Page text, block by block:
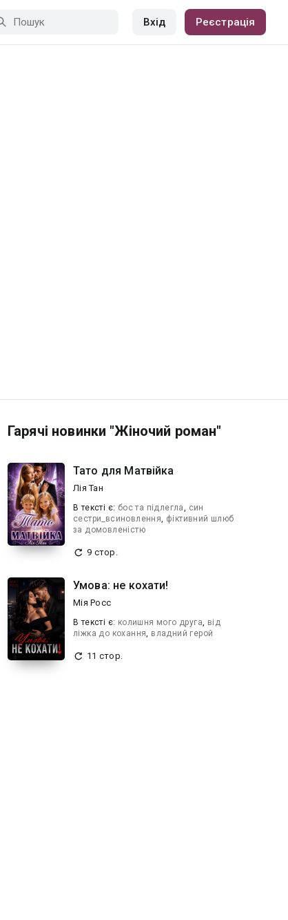
Вхід Реєстрація
Гарячі новинки "Жіночий роман"
Тато для Матвійка
Лія Тан
В текcті є: бос та підлегла, син
сестри_всиновлення, фіктивний шлюб
за домовленістю
9 стор.
Умова: не кохати!
Мія Росс
В текcті є: колишня мого друга, від
ліжка до кохання, владний герой
11 стор.